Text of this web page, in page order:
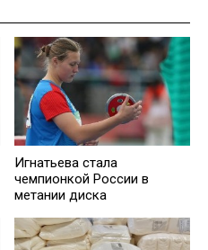
Игнатьева стала
чемпионкой России в
метании диска